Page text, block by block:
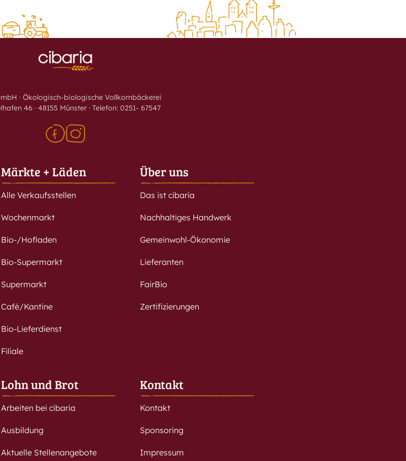
· Ökologisch-biologische Vollkornbäckerei
46 · 48155 Münster · Telefon: 0251- 67547
Märkte + Läden
Alle Verkaufsstellen
Wochenmarkt
Bio-/Hofladen
Bio-Supermarkt
Supermarkt
Café/Kantine
Bio-Lieferdienst
Filiale
Über uns
Das ist cibaria
Nachhaltiges Handwerk
Gemeinwohl-Ökonomie
Lieferanten
FairBio
Zertifizierungen
Lohn und Brot
Arbeiten bei cibaria
Ausbildung
Aktuelle Stellenangebote
Kontakt
Kontakt
Sponsoring
Impressum